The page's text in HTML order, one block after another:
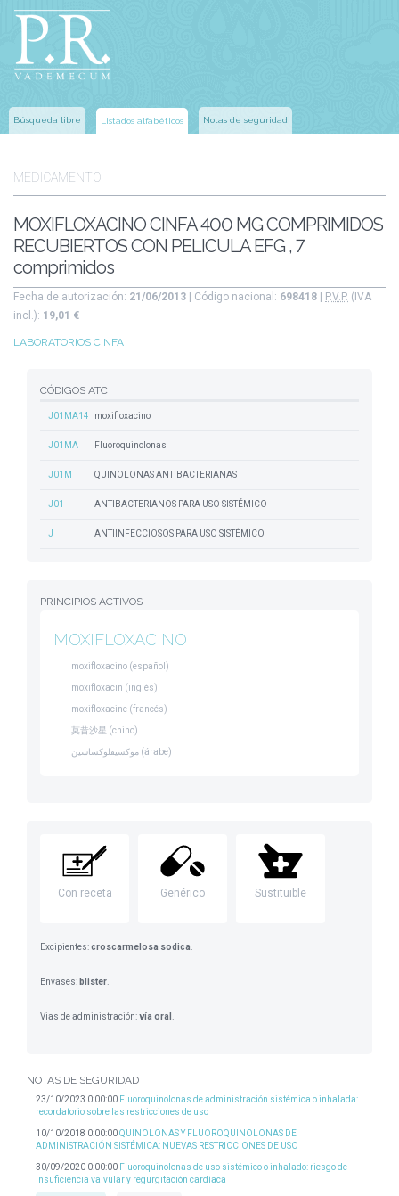
Búsqueda libre Listados alfabéticos Notas de seguridad
MEDICAMENTO
MOXIFLOXACINO CINFA 400 MG COMPRIMIDOS
RECUBIERTOS CON PELICULA EFG , 7
comprimidos
Fecha de autorización: 21/06/2013 | Código nacional: 698418 P.V.P. (IVA
incl.): 19,01 €
LABORATORIOS CINFA
CÓDIGOS ATC
J01MA14 moxifloxacino
J01MA Fluoroquinolonas
J01M QUINOLONAS ANTIBACTERIANAS
J01 ANTIBACTERIANOS PARA USO SISTÉMICO
J ANTIINFECCIOSOS PARA USO SISTÉMICO
PRINCIPIOS ACTIVOS
MOXIFLOXACINO
moxifloxacino (español)
moxifloxacin (inglés)
moxifloxacine (francés)
莫昔沙星 (chino)
موكسيفلوكساسين (árabe)
Con receta Genérico Sustituible
Excipientes:croscarmelosa sodica
Envases: blister
Vias de administración:vía oral
NOTAS DE SEGURIDAD
23/10/2023 0:00:00 Fluoroquinolonas de administración sistémica o inhalada:
recordatorio sobre las restricciones de uso
10/10/2018 0:00:00QUINOLONAS Y FLUOROQUINOLONAS DE
ADMINISTRACIÓN SISTÉMICA: NUEVAS RESTRICCIONES DE USO
30/09/2020 0:00:00 Fluoroquinolonas de uso sistémico o inhalado: riesgo de
insuficiencia valvular y regurgitación cardíaca